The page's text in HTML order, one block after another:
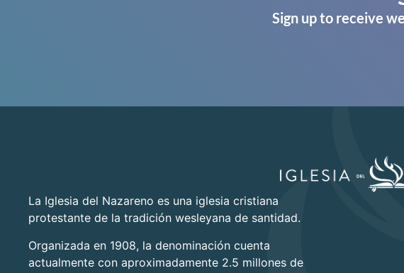
Sign up to receive
La Iglesia del Nazareno es una iglesia cristiana
protestante de la tradición wesleyana de santidad.
Organizada en 1908, la denominación cuenta
actualmente con aproximadamente 2.5 millones de